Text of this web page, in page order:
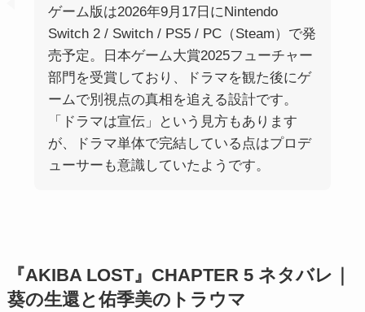
ゲーム版は2026年9月17日にNintendo
Switch 2 / Switch / PS5 / PC（Steam）で発
売予定。日本ゲーム大賞2025フューチャー
部門を受賞しており、ドラマを観た後にゲ
ームで別視点の真相を追える設計です。
「ドラマは宣伝」という見方もあります
が、ドラマ単体で完結している点はプロデ
ューサーも意識していたようです。
『AKIBA LOST』CHAPTER 5 ネタバレ｜
葵の生還と佑季美のトラウマ